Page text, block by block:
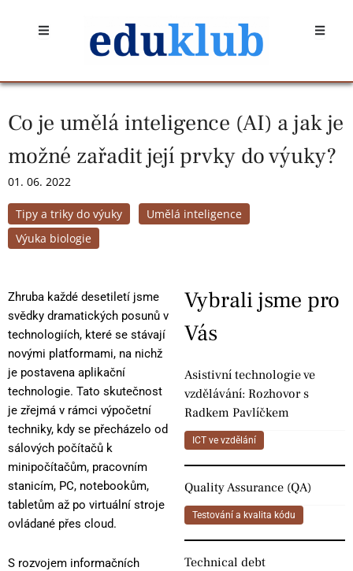
Open Open
Co je umělá inteligence (AI) a jak je
možné zařadit její prvky do výuky?
01. 06. 2022
Tipy a triky do výuky
Umělá inteligence
Výuka biologie
Zhruba každé desetiletí jsme
svědky dramatických posunů v
technologiích, které se stávají
novými platformami, na nichž
je postavena aplikační
technologie. Tato skutečnost
je zřejmá v rámci výpočetní
techniky, kdy se přecházelo od
sálových počítačů k
minipočítačům, pracovním
stanicím, PC, notebookům,
tabletům až po virtuální stroje
ovládané přes cloud.
S rozvojem informačních
Vybrali jsme pro
Vás
Asistivní technologie ve
vzdělávání: Rozhovor s
Radkem Pavlíčkem
ICT ve vzdělání
Quality Assurance (QA)
Testování a kvalita kódu
Technical debt